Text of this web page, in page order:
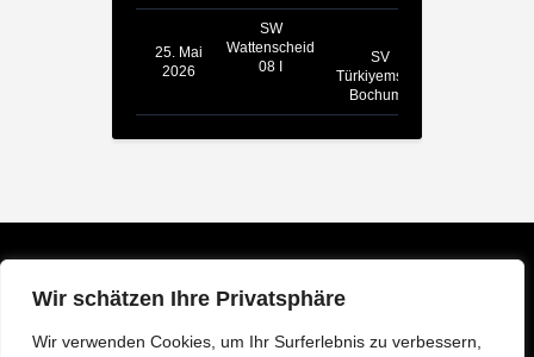
Wir schätzen Ihre Privatsphäre
Wir verwenden Cookies, um Ihr Surferlebnis zu verbessern,
25. Mai
2026
SW
Wattenscheid
08 I
SV
Türkiyemspor
Bochum I